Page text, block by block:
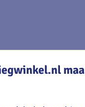
natuur, veel
een aanrader.
nog talloze
tot sfeervolle